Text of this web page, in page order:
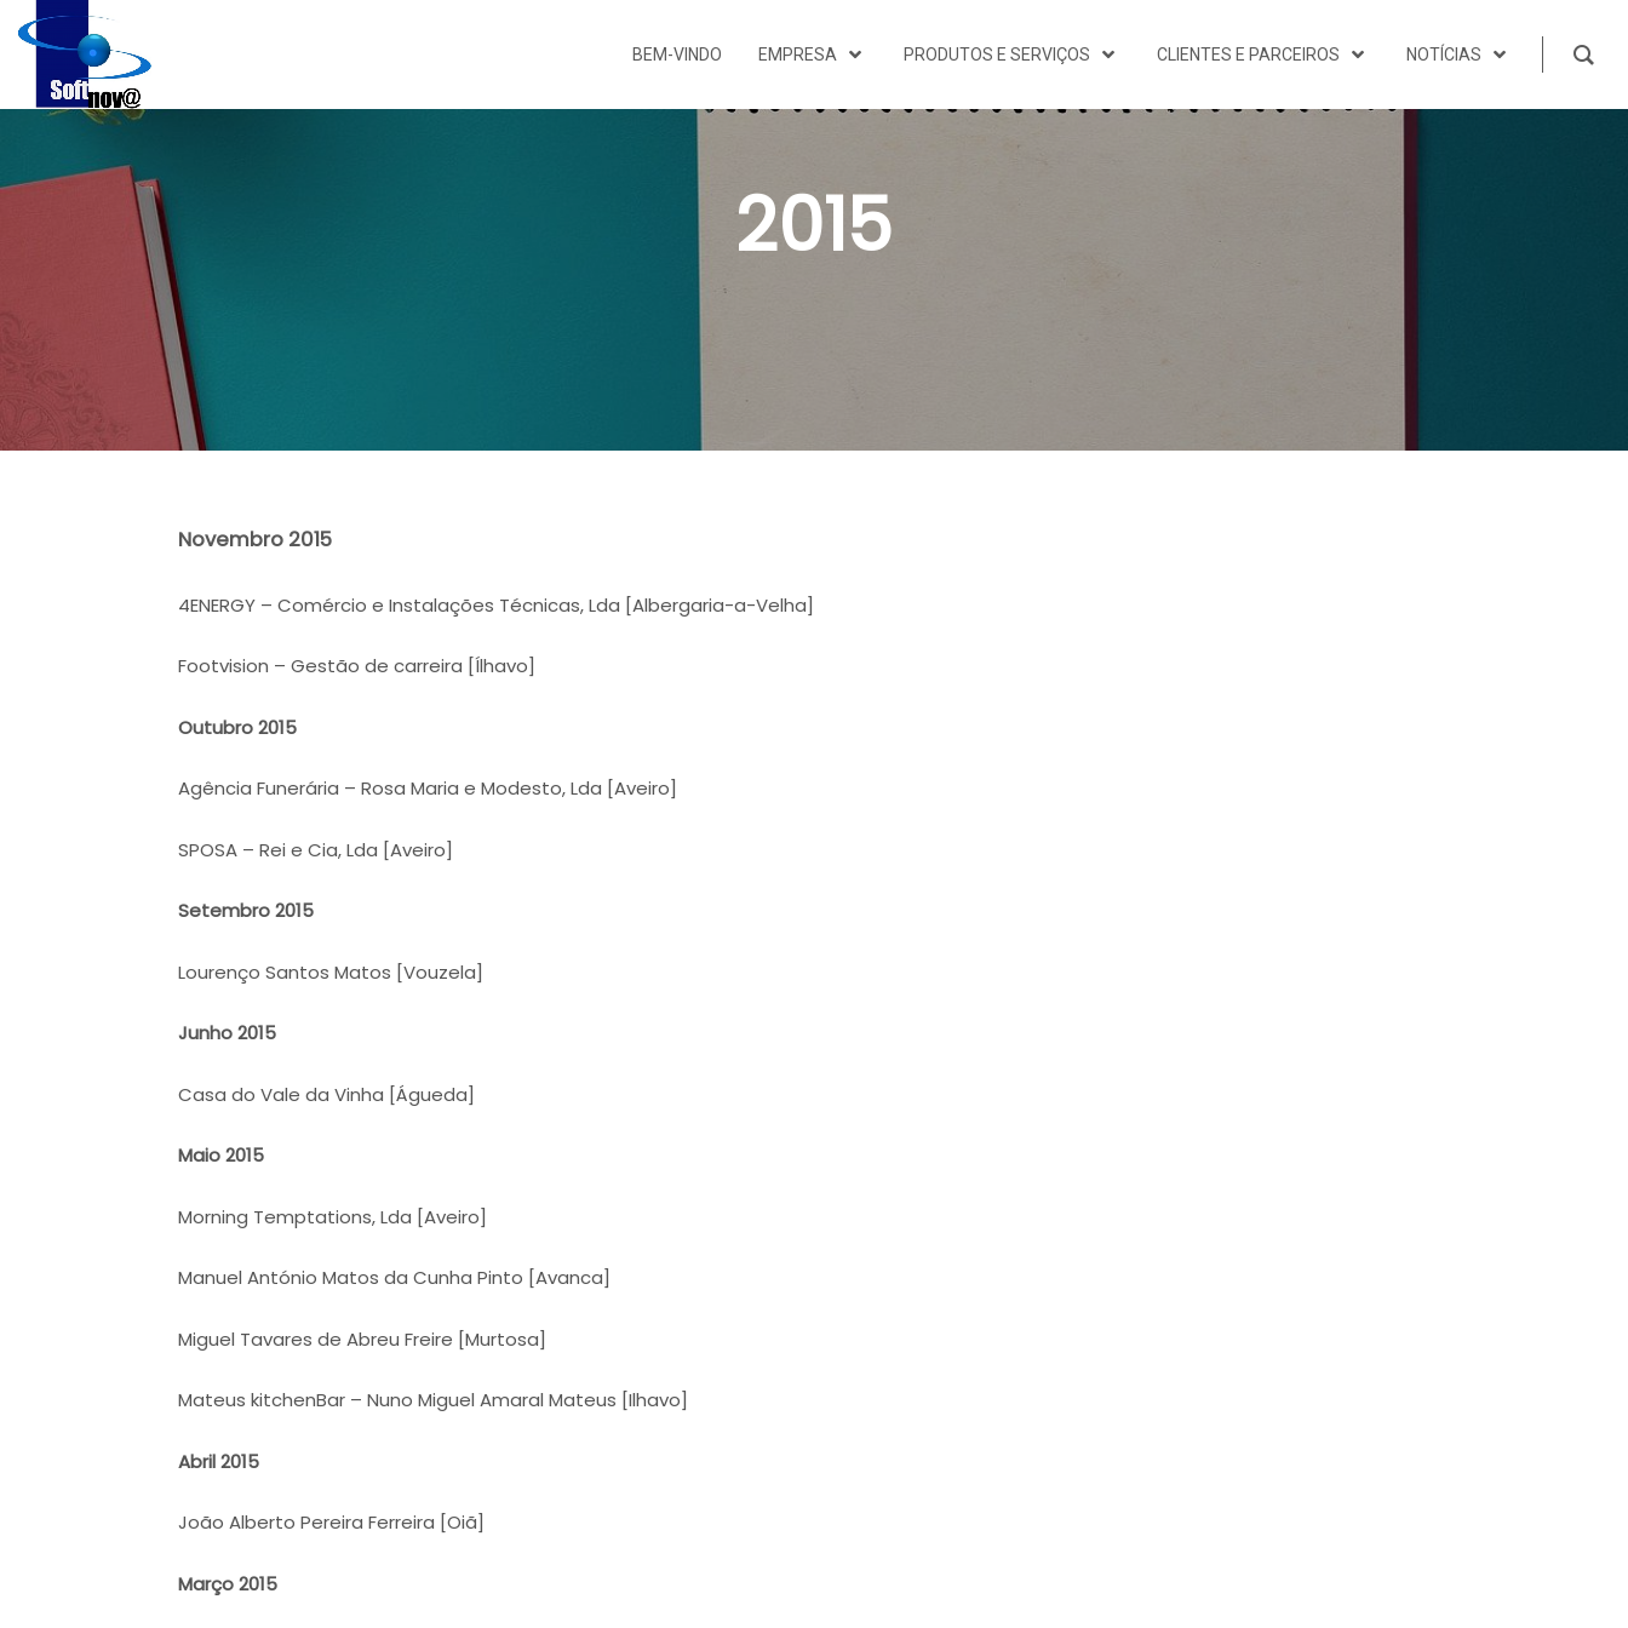
BEM-VINDO EMPRESA PRODUTOS E SERVIÇOS CLIENTES E PARCEIROS NOTÍCIAS
2015
Novembro 2015
4ENERGY – Comércio e Instalações Técnicas, Lda [Albergaria-a-Velha]
Footvision – Gestão de carreira [Ílhavo]
Outubro 2015
Agência Funerária – Rosa Maria e Modesto, Lda [Aveiro]
SPOSA – Rei e Cia, Lda [Aveiro]
Setembro 2015
Lourenço Santos Matos [Vouzela]
Junho 2015
Casa do Vale da Vinha [Águeda]
Maio 2015
Morning Temptations, Lda [Aveiro]
Manuel António Matos da Cunha Pinto [Avanca]
Miguel Tavares de Abreu Freire [Murtosa]
Mateus kitchenBar – Nuno Miguel Amaral Mateus [Ilhavo]
Abril 2015
João Alberto Pereira Ferreira [Oiã]
Março 2015